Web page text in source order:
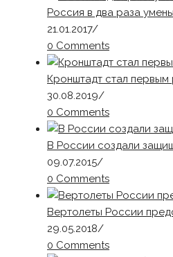
Россия в два раза
21.01.2017/
0 Comments
Кронштадт стал
30.08.2019/
0 Comments
В России создали
09.07.2015/
0 Comments
Вертолеты России
29.05.2018/
0 Comments